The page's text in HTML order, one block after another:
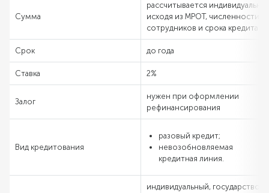
Сумма
рассчитывается индивидуально
исходя из МРОТ, численности
сотрудников и срока кредита
Срок до года
Ставка 2%
Залог
нужен при оформлении
рефинансирования
Вид кредитования
разовый кредит;
невозобновляемая
кредитная линия.
индивидуальный, государство